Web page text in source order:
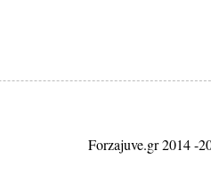
Forzajuve.gr 2014